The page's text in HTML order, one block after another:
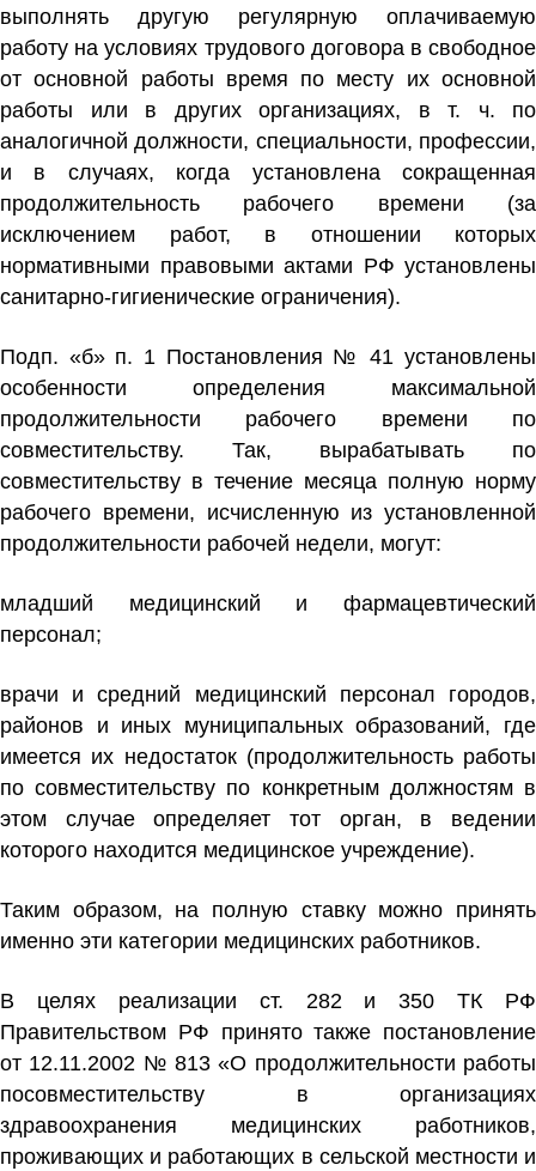
выполнять другую регулярную оплачиваемую
работу на условиях трудового договора в свободное
от основной работы время по месту их основной
работы или в других организациях, в т. ч. по
аналогичной должности, специальности, профессии,
и в случаях, когда установлена сокращенная
продолжительность рабочего времени (за
исключением работ, в отношении которых
нормативными правовыми актами РФ установлены
санитарно-гигиенические ограничения).
Подп. «б» п. 1 Постановления № 41 установлены
особенности определения максимальной
продолжительности рабочего времени по
совместительству. Так, вырабатывать по
совместительству в течение месяца полную норму
рабочего времени, исчисленную из установленной
продолжительности рабочей недели, могут:
младший медицинский и фармацевтический
персонал;
врачи и средний медицинский персонал городов,
районов и иных муниципальных образований, где
имеется их недостаток (продолжительность работы
по совместительству по конкретным должностям в
этом случае определяет тот орган, в ведении
которого находится медицинское учреждение).
Таким образом, на полную ставку можно принять
именно эти категории медицинских работников.
В целях реализации ст. 282 и 350 ТК РФ
Правительством РФ принято также постановление
от 12.11.2002 № 813 «О продолжительности работы
посовместительству в организациях
здравоохранения медицинских работников,
проживающих и работающих в сельской местности и